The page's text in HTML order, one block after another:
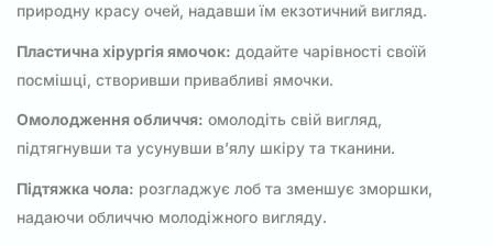
природну красу очей, надавши їм екзотичний вигляд.
Пластична хірургія ямочок: додайте чарівності своїй
посмішці, створивши привабливі ямочки.
Омолодження обличчя: омолодіть свій вигляд,
підтягнувши та усунувши в’ялу шкіру та тканини.
Підтяжка чола: розгладжує лоб та зменшує зморшки,
надаючи обличчю молодіжного вигляду.